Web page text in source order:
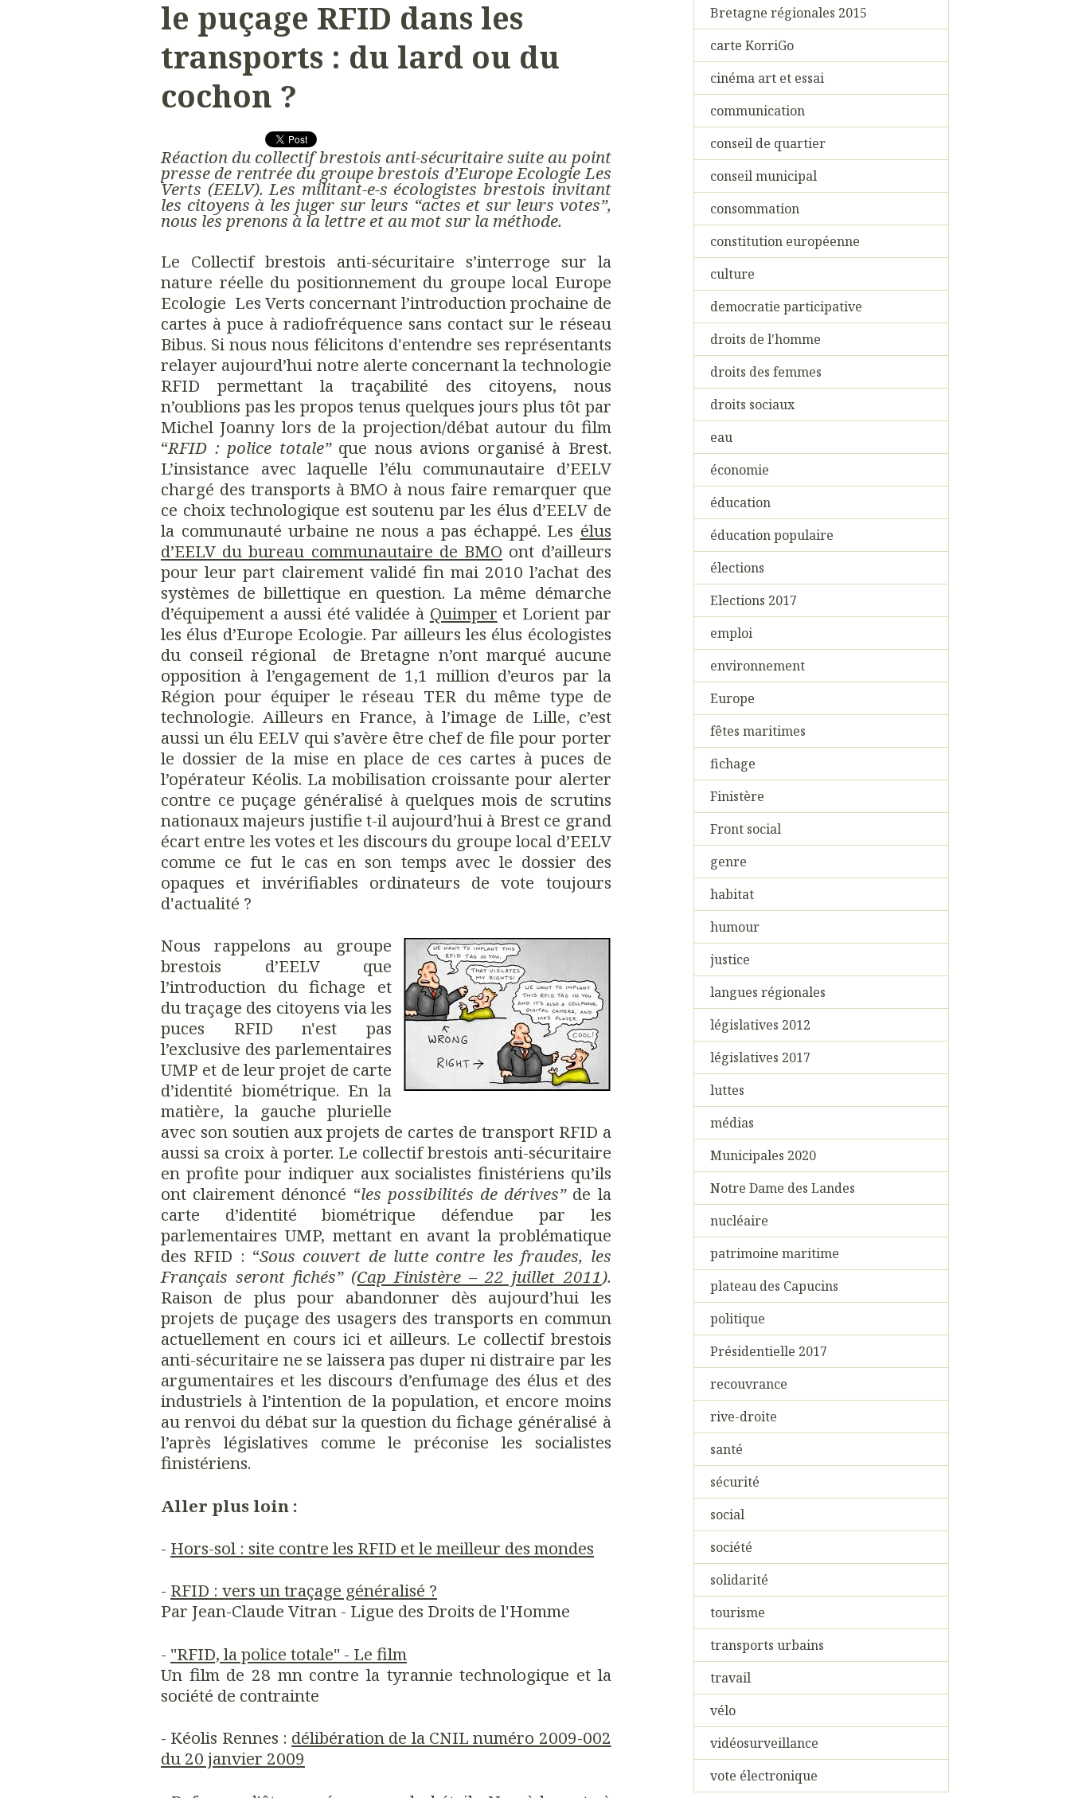
le puçage RFID dans les
transports : du lard ou du
cochon ?
Réaction du collectif brestois anti-sécuritaire suite au point
presse de rentrée du groupe brestois d’Europe Ecologie Les
Verts (EELV). Les militant-e-s écologistes brestois invitant
les citoyens à les juger sur leurs “actes et sur leurs votes”,
nous les prenons à la lettre et au mot sur la méthode.
Le Collectif brestois anti-sécuritaire s’interroge sur la
nature réelle du positionnement du groupe local Europe
Ecologie Les Verts concernant l’introduction prochaine de
cartes à puce à radiofréquence sans contact sur le réseau
Bibus. Si nous nous félicitons d'entendre ses représentants
relayer aujourd’hui notre alerte concernant la technologie
RFID permettant la traçabilité des citoyens, nous
n’oublions pas les propos tenus quelques jours plus tôt par
Michel Joanny lors de la projection/débat autour du film
“RFID : police totale”que nous avions organisé à Brest.
L’insistance avec laquelle l’élu communautaire d’EELV
chargé des transports à BMO à nous faire remarquer que
ce choix technologique est soutenu par les élus d’EELV de
la communauté urbaine ne nous a pas échappé. Les élus
d’EELV du bureau communautaire de BMO ont d’ailleurs
pour leur part clairement validé fin mai 2010 l’achat des
systèmes de billettique en question. La même démarche
d’équipement a aussi été validée à Quimper et Lorient par
les élus d’Europe Ecologie. Par ailleurs les élus écologistes
du conseil régional de Bretagne n’ont marqué aucune
opposition à l’engagement de 1,1 million d’euros par la
Région pour équiper le réseau TER du même type de
technologie. Ailleurs en France, à l’image de Lille, c’est
aussi un élu EELV qui s’avère être chef de file pour porter
le dossier de la mise en place de ces cartes à puces de
l’opérateur Kéolis. La mobilisation croissante pour alerter
contre ce puçage généralisé à quelques mois de scrutins
nationaux majeurs justifie t-il aujourd’hui à Brest ce grand
écart entre les votes et les discours du groupe local d’EELV
comme ce fut le cas en son temps avec le dossier des
opaques et invérifiables ordinateurs de vote toujours
d'actualité ?
Nous rappelons au groupe
brestois d’EELV que
l’introduction du fichage et
du traçage des citoyens via les
puces RFID n'est pas
l’exclusive des parlementaires
UMP et de leur projet de carte
d’identité biométrique. En la
matière, la gauche plurielle
avec son soutien aux projets de cartes de transport RFID a
aussi sa croix à porter. Le collectif brestois anti-sécuritaire
en profite pour indiquer aux socialistes finistériens qu’ils
ont clairement dénoncé “les possibilités de dérives”de la
carte d’identité biométrique défendue par les
parlementaires UMP, mettant en avant la problématique
des RFID : “Sous couvert de lutte contre les fraudes, les
Français seront fichés” (Cap Finistère – 22 juillet 2011).
Raison de plus pour abandonner dès aujourd’hui les
projets de puçage des usagers des transports en commun
actuellement en cours ici et ailleurs. Le collectif brestois
anti-sécuritaire ne se laissera pas duper ni distraire par les
argumentaires et les discours d’enfumage des élus et des
industriels à l’intention de la population, et encore moins
au renvoi du débat sur la question du fichage généralisé à
l’après législatives comme le préconise les socialistes
finistériens.
Aller plus loin :
- Hors-sol : site contre les RFID et le meilleur des mondes
- RFID : vers un traçage généralisé ?
Par Jean-Claude Vitran - Ligue des Droits de l'Homme
- "RFID, la police totale" - Le film
Un film de 28 mn contre la tyrannie technologique et la
société de contrainte
- Kéolis Rennes : délibération de la CNIL numéro 2009-002
du 20 janvier 2009
Bretagne régionales 2015
carte KorriGo
cinéma art et essai
communication
conseil de quartier
conseil municipal
consommation
constitution européenne
culture
democratie participative
droits de l'homme
droits des femmes
droits sociaux
eau
économie
éducation
éducation populaire
élections
Elections 2017
emploi
environnement
Europe
fêtes maritimes
fichage
Finistère
Front social
genre
habitat
humour
justice
langues régionales
législatives 2012
législatives 2017
luttes
médias
Municipales 2020
Notre Dame des Landes
nucléaire
patrimoine maritime
plateau des Capucins
politique
Présidentielle 2017
recouvrance
rive-droite
santé
sécurité
social
société
solidarité
tourisme
transports urbains
travail
vélo
vidéosurveillance
vote électronique